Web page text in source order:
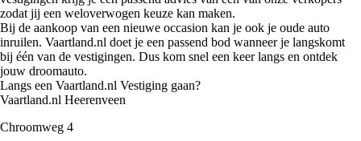
zodat jij een weloverwogen keuze kan maken.
Bij de aankoop van een nieuwe occasion kan je ook je oude auto
inruilen. Vaartland.nl doet je een passend bod wanneer je langskomt
bij één van de vestigingen. Dus kom snel een keer langs en ontdek
jouw droomauto.
Langs een Vaartland.nl Vestiging gaan?
Vaartland.nl Heerenveen
Chroomweg 4